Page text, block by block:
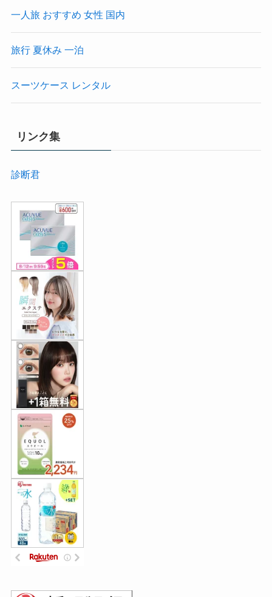
一人旅 おすすめ 女性 国内
旅行 夏休み 一泊
スーツケース レンタル
リンク集
診断君